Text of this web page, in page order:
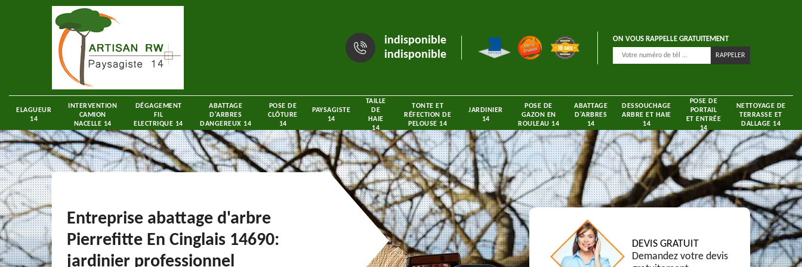
indisponible
indisponible
ON VOUS RAPPELLE GRATUITEMENT
ELAGUEUR
14
INTERVENTION
CAMION
NACELLE 14
DÉGAGEMENT
FIL
ELECTRIQUE 14
ABATTAGE
D'ARBRES
DANGEREUX 14
POSE DE
CLÔTURE
14
PAYSAGISTE
14
TAILLE
DE
HAIE
14
TONTE ET
RÉFECTION DE
PELOUSE 14
JARDINIER
14
POSE DE
GAZON EN
ROULEAU 14
ABATTAGE
D'ARBRES
14
DESSOUCHAGE
ARBRE ET HAIE
14
POSE DE
PORTAIL
ET ENTRÉE
14
NETTOYAGE DE
TERRASSE ET
DALLAGE 14
Entreprise abattage d'arbre
Pierrefitte En Cinglais 14690:
jardinier professionnel
DEVIS GRATUIT
Demandez votre devis